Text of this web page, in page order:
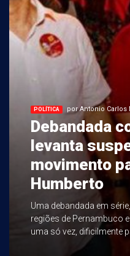
POLÍTICA por Antonio Carlos
Debandada
levanta
movimento
Humberto
Uma debandada em
regiões de Pernambuco
uma só vez, dificilmente